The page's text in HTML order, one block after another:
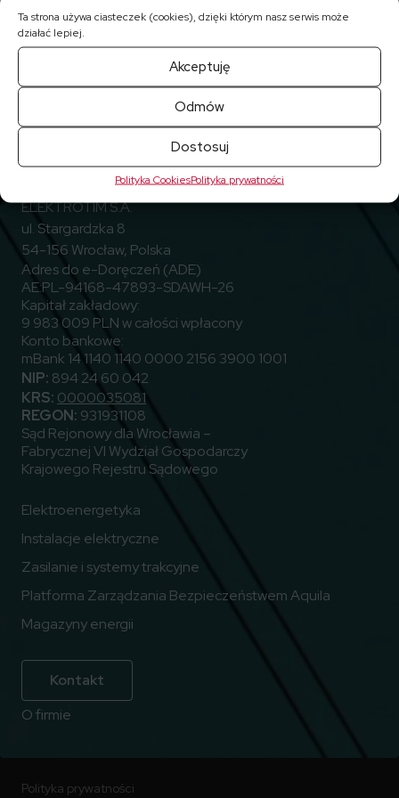
Ta strona używa ciasteczek (cookies), dzięki którym nasz serwis może
działać lepiej.
Akceptuję
Odmów
Dostosuj
Polityka CookiesPolityka prywatności
Obserwuj nas Przejdź do Facebook
Przejdź do Linkedin
ELEKTROTIM S.A.
ul. Stargardzka 8
54-156 Wrocław, Polska
Adres do e-Doręczeń (ADE)
AE:PL-94168-47893-SDAWH-26
Kapitał zakładowy:
9 983 009 PLN w całości wpłacony
Konto bankowe:
mBank 14 1140 1140 0000 2156 3900 1001
NIP: 894 24 60 042
KRS: 0000035081
REGON: 931931108
Sąd Rejonowy dla Wrocławia –
Fabrycznej VI Wydział Gospodarczy
Krajowego Rejestru Sądowego
Elektroenergetyka
Instalacje elektryczne
Zasilanie i systemy trakcyjne
Platforma Zarządzania Bezpieczeństwem Aquila
Magazyny energii
Kontakt
O firmie
Polityka prywatności